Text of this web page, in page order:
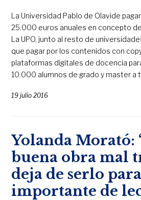
La Universidad Pablo de Olavide
25.000 euros anuales en concepto
La UPO, junto al resto de
que pagar por los contenidos con
plataformas digitales de docencia
10.000 alumnos de grado y master a
19 julio 2016
Yolanda Morató:
buena obra mal
deja de serlo
importante de